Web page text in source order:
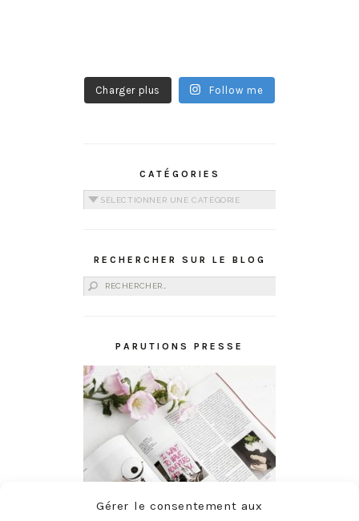
Gérer le consentement aux
Charger plus Follow me
CATÉGORIES
Catégories
RECHERCHER SUR LE BLOG
Rechercher :
PARUTIONS PRESSE